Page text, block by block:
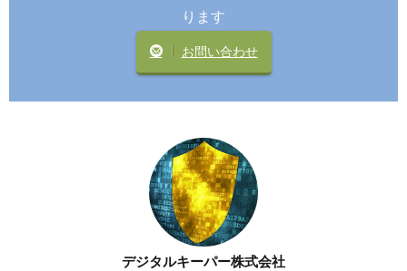
ります
お問い合わせ
デジタルキーパー株式会社